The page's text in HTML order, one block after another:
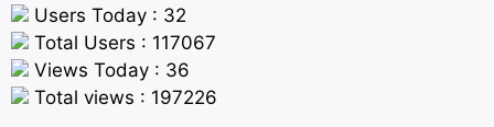
Users Today : 32
Total Users : 117067
Views Today : 36
Total views : 197226